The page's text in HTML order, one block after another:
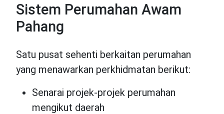
Sistem Perumahan Awam
Pahang
Satu pusat sehenti berkaitan perumahan
yang menawarkan perkhidmatan berikut:
Senarai projek-projek perumahan
mengikut daerah